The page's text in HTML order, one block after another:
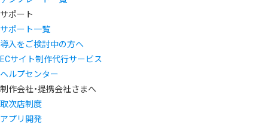
サポート
サポート一覧
導入をご検討中の方へ
ECサイト制作代行サービス
ヘルプセンター
制作会社・提携会社さまへ
取次店制度
アプリ開発